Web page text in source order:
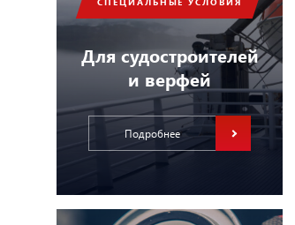
Для судостроителей
и верфей
Подробнее